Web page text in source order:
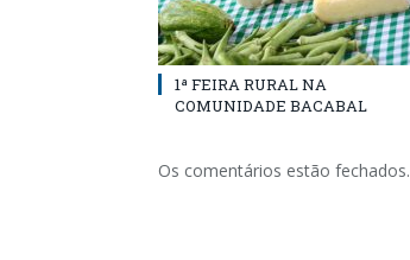
1ª FEIRA RURAL NA
COMUNIDADE BACABAL
Os comentários estão fechados.